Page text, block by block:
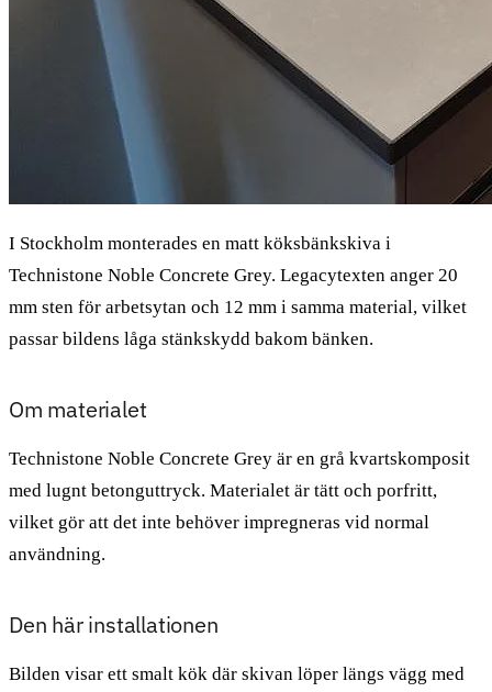
I Stockholm monterades en matt köksbänkskiva i
Technistone Noble Concrete Grey. Legacytexten anger 20
mm sten för arbetsytan och 12 mm i samma material, vilket
passar bildens låga stänkskydd bakom bänken.
Om materialet
Technistone Noble Concrete Grey är en grå kvartskomposit
med lugnt betonguttryck. Materialet är tätt och porfritt,
vilket gör att det inte behöver impregneras vid normal
användning.
Den här installationen
Bilden visar ett smalt kök där skivan löper längs vägg med